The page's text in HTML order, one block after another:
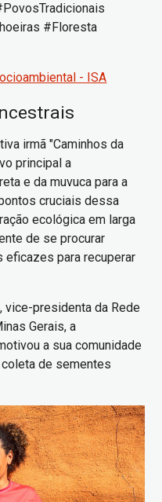
#Floresta
- ISA
irmã "Caminhos da
principal a
e da muvuca para a
cruciais dessa
ecológica em larga
de se procurar
para recuperar
vice-presidenta da Rede
Gerais, a
a sua comunidade
de sementes